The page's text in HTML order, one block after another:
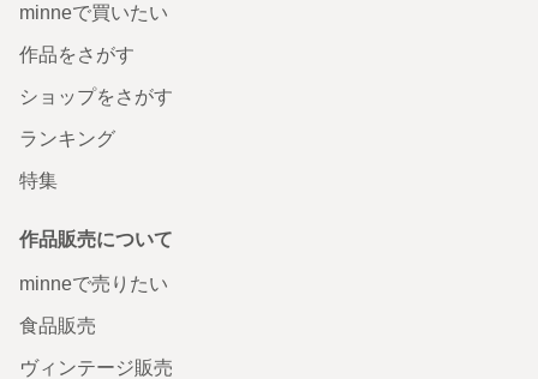
minneで買いたい
作品をさがす
ショップをさがす
ランキング
特集
作品販売について
minneで売りたい
食品販売
ヴィンテージ販売